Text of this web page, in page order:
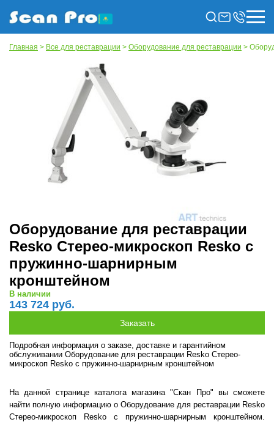
Главная > Все для реставрации > Оборудование для реставрации >
Оборудование для реставрации
Resko Стерео-микроскоп Resko с
пружинно-шарнирным
кронштейном
В наличии
143 724 руб.
Подробная информация о заказе, доставке и гарантийном
обслуживании Оборудование для реставрации Resko Стерео-
микроскоп Resko с пружинно-шарнирным кронштейном
На данной странице каталога магазина "Скан Про" вы сможете
найти полную информацию о Оборудование для реставрации Resko
Стерео-микроскоп Resko с пружинно-шарнирным кронштейном.